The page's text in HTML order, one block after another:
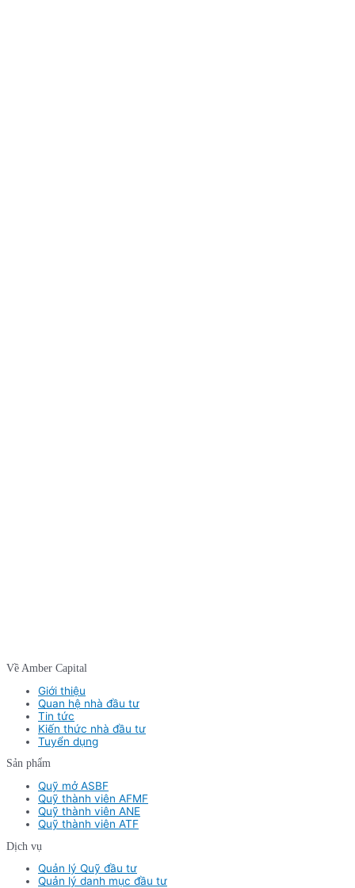
Về Amber Capital
Giới thiệu
Quan hệ nhà đầu tư
Tin tức
Kiến thức nhà đầu tư
Tuyển dụng
Sản phẩm
Quỹ mở ASBF
Quỹ thành viên AFMF
Quỹ thành viên ANE
Quỹ thành viên ATF
Dịch vụ
Quản lý Quỹ đầu tư
Quản lý danh mục đầu tư